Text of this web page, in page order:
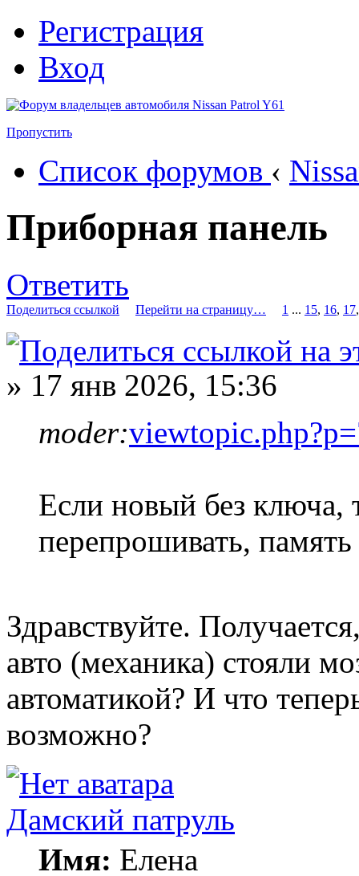
Регистрация
Вход
Пропустить
Список форумов ‹
Приборная панель
Ответить
Поделиться ссылкой Перейти на страницу… 1 ... 15, 16, 17
» 17 янв 2026, 15:36
moder:
Если новый без
перепрошивать,
Здравствуйте.
авто (механика) стояли
автоматикой? И что
возможно?
Дамский патруль
Имя: Елена